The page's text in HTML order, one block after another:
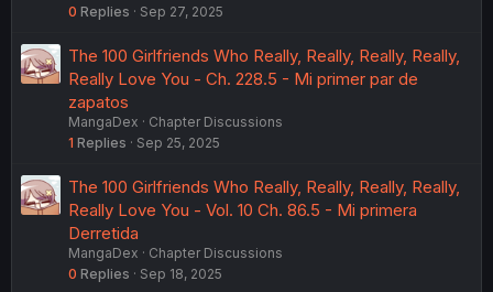
0 Replies Sep 27, 2025
The 100 Girlfriends Who Really, Really, Really, Really,
Really Love You - Ch. 228.5 - Mi primer par de
zapatos
MangaDex
Chapter Discussions
1 Replies Sep 25, 2025
The 100 Girlfriends Who Really, Really, Really, Really,
Really Love You - Vol. 10 Ch. 86.5 - Mi primera
Derretida
MangaDex
Chapter Discussions
0 Replies Sep 18, 2025